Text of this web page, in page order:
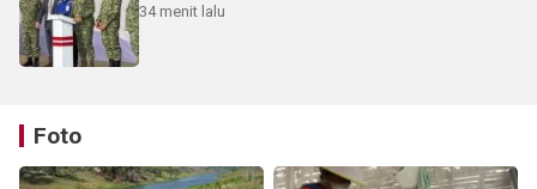
34 menit lalu
Foto